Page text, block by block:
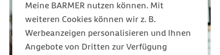
Meine BARMER nutzen können. Mit
weiteren Cookies können wir z. B.
Werbeanzeigen personalisieren und Ihnen
Angebote von Dritten zur Verfügung